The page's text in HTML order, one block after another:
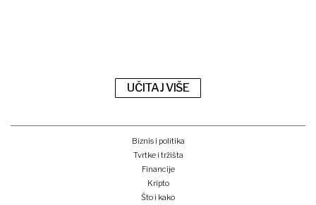
UČITAJ VIŠE
Biznis i politika
Tvrtke i tržišta
Financije
Kripto
Što i kako